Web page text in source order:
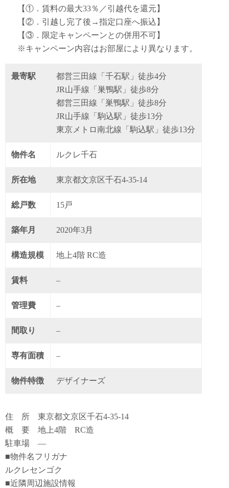
【①．賃料の最大33％／引越代を還元】
【②．引越し完了後→指定口座へ振込】
【③．限定キャンペーンとの併用不可】
※キャンペーン内容はお部屋により異なります。
最寄駅
都営三田線「千石駅」徒歩4分
JR山手線「巣鴨駅」徒歩8分
都営三田線「巣鴨駅」徒歩8分
JR山手線「駒込駅」徒歩13分
東京メトロ南北線「駒込駅」徒歩13分
物件名 ルクレ千石
所在地 東京都文京区千石4-35-14
総戸数 15戸
築年月 2020年3月
構造規模 地上4階 RC造
賃料 –
管理費 –
間取り –
専有面積 –
物件特徴 デザイナーズ
住 所 東京都文京区千石4-35-14
概 要 地上4階 RC造
駐車場 ―
■物件名フリガナ
ルクレセンゴク
■近隣周辺施設情報